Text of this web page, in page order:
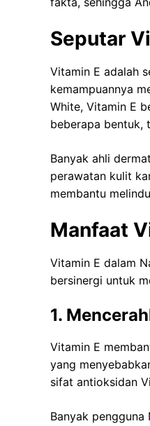
Seputar
Vitamin E adalah
kemampuannya
White, Vitamin E
beberapa bentuk,
Banyak ahli
perawatan kulit
membantu
Manfaat
Vitamin E dalam
bersinergi untuk
1.
Vitamin E
yang
sifat antioksidan
Banyak